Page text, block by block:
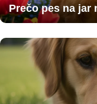
Prečo pes na jar